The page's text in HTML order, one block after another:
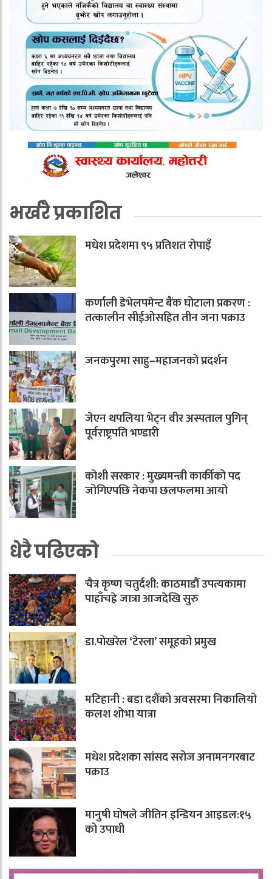
भर्खरै प्रकाशित
मधेश प्रदेशमा ९५ प्रतिशत रोपाइँ
कर्णाली डेभेलपमेन्ट बैंक घोटाला प्रकरण :
तत्कालीन सीईओसहित तीन जना पक्राउ
जनकपुरमा साहु–महाजनको प्रदर्शन
जेएन थपलिया भेट्न वीर अस्पताल पुगिन्
पूर्वराष्ट्रपति भण्डारी
कोशी सरकार : मुख्यमन्त्री कार्कीको पद
जोगिएपछि नेकपा छलफलमा आयो
धेरै पढिएको
चैत्र कृष्ण चतुर्दशी: काठमाडौँ उपत्यकामा
पाहाँचह्रे जात्रा आजदेखि सुरु
डा.पोखरेल ‘टेस्ला’ समूहको प्रमुख
मटिहानी : बडा दशैँको अवसरमा निकालियो
कलश शोभा यात्रा
मधेश प्रदेशका सांसद सरोज अनामनगरबाट
पक्राउ
मानुषी घोषले जीतिन इन्डियन आइडल:१५
को उपाधी